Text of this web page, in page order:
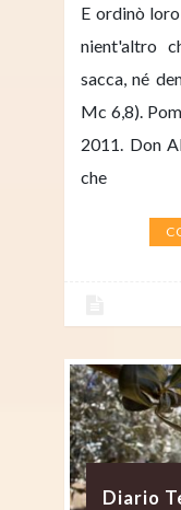
E ordinò
nient'altro
sacca, né
Mc 6,8).
2011. Don
che
Diario